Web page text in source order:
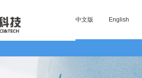
中文版 English